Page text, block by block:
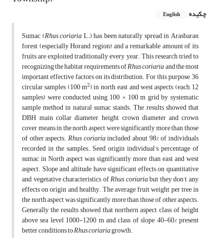
چکیده English
Sumac (Rhus coriariaL.) has been naturally spread in Arasbaran
forest (especially Horand region) and a remarkable amount of its
fruits are exploited traditionally every year. This research tried to
recognizing the habitat requirements ofRhus coriariaand the most
important effective factors on its distribution. For this purpose, 36
circular samples (100 m2) in north, east and west aspects (each, 12
samples) were conducted using 100 × 100 m grid by systematic
sample method in natural sumac stands. The results showed that
DBH, main collar diameter, height, crown diameter and crown
cover means in the north aspect were significantly more than those
of other aspects.Rhus coriariaincluded about 98% of individuals
recorded in the samples. Seed origin individual’s percentage of
sumac in North aspect was significantly more than east and west
aspect. Slope and altitude have significant effects on quantitative
and vegetative characteristics ofRhuscoriariabut they don’t any
effects on origin and healthy. The average fruit weight per tree in
the north aspect was significantly more than those of other aspects.
Generally the results showed that northern aspect, class of height
above sea level 1000-1200 m and class of slope 40-60% present
better conditions toRhus coriariagrowth.